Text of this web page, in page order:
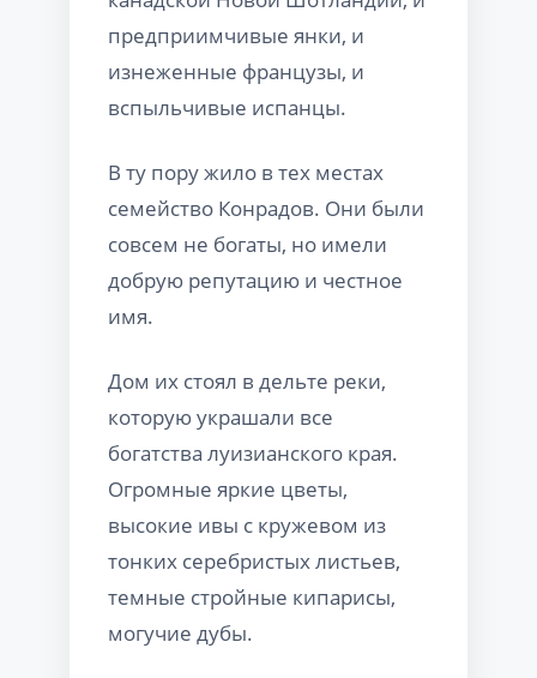
предприимчивые янки, и
изнеженные французы, и
вспыльчивые испанцы.
В ту пору жило в тех местах
семейство Конрадов. Они были
совсем не богаты, но имели
добрую репутацию и честное
имя.
Дом их стоял в дельте реки,
которую украшали все
богатства луизианского края.
Огромные яркие цветы,
высокие ивы с кружевом из
тонких серебристых листьев,
темные стройные кипарисы,
могучие дубы.